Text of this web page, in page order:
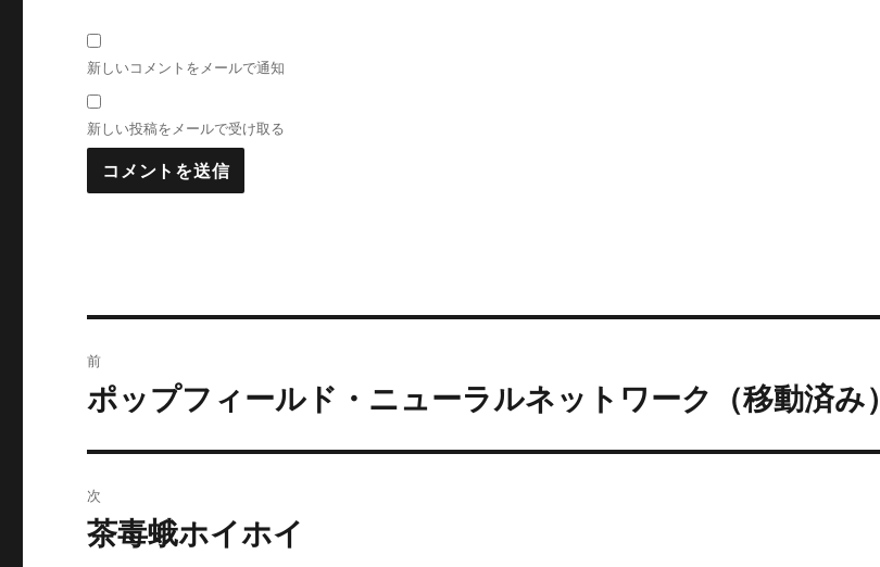
新しいコメントをメールで通知
新しい投稿をメールで受け取る
稿
ゲ
前
前
投
稿:
ポップフィールド・ニューラルネットワーク（移動済み）
次
次
茶毒蛾ホイホイ